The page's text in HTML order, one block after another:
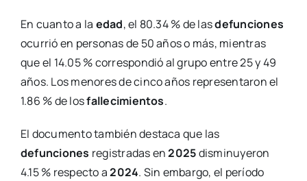
En cuanto a la edad, el 80.34 % de lasdefunciones
ocurrió en personas de 50 años o más, mientras
que el 14.05 % correspondió al grupo entre 25 y 49
años. Los menores de cinco años representaron el
1.86 % de losfallecimientos.
El documento también destaca que las
defunciones registradas en2025disminuyeron
4.15 % respecto a2024. Sin embargo, el período